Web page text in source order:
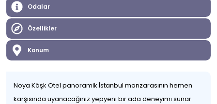
Odalar
Özellikler
Konum
Noya Köşk Otel panoramik İstanbul manzarasının hemen
karşısında uyanacağınız yepyeni bir ada deneyimi sunar